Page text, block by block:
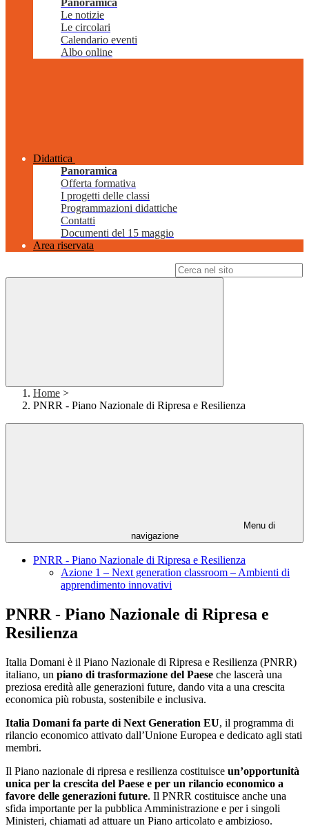
Panoramica
Le notizie
Le circolari
Calendario eventi
Albo online
Didattica
Panoramica
Offerta formativa
I progetti delle classi
Programmazioni didattiche
Contatti
Documenti del 15 maggio
Area riservata
Home >
PNRR - Piano Nazionale di Ripresa e Resilienza
Menu di
navigazione
PNRR - Piano Nazionale di Ripresa e Resilienza
Azione 1 – Next generation classroom – Ambienti di
apprendimento innovativi
PNRR - Piano Nazionale di Ripresa e
Resilienza
Italia Domani è il Piano Nazionale di Ripresa e Resilienza (PNRR)
italiano, un piano di trasformazione del Paese che lascerà una
preziosa eredità alle generazioni future, dando vita a una crescita
economica più robusta, sostenibile e inclusiva.
Italia Domani fa parte di Next Generation EU, il programma di
rilancio economico attivato dall’Unione Europea e dedicato agli stati
membri.
Il Piano nazionale di ripresa e resilienza costituisce un’opportunità
unica per la crescita del Paese e per un rilancio economico a
favore delle generazioni future. Il PNRR costituisce anche una
sfida importante per la pubblica Amministrazione e per i singoli
Ministeri, chiamati ad attuare un Piano articolato e ambizioso.